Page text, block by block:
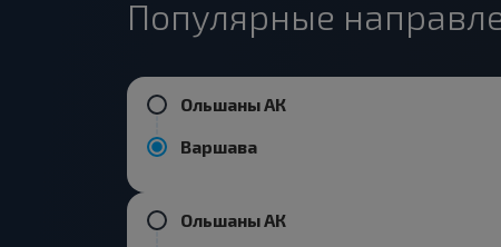
Популярные
Ольшаны АК
Варшава
Ольшаны АК